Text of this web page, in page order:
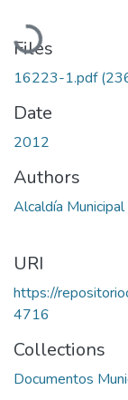
Loading...
Files
16223-1.pdf
Date
2012
Authors
Alcaldía
URI
https://
4716
Collections
Documentos